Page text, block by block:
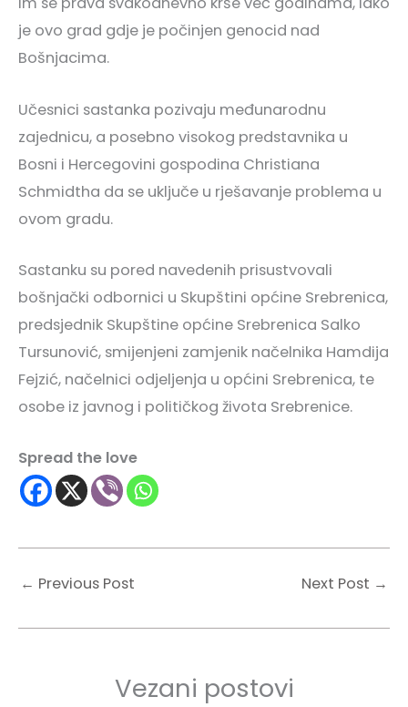
je ovo grad gdje je počinjen genocid nad
Bošnjacima.
Učesnici sastanka pozivaju međunarodnu
zajednicu, a posebno visokog predstavnika u
Bosni i Hercegovini gospodina Christiana
Schmidtha da se uključe u rješavanje problema u
ovom gradu.
Sastanku su pored navedenih prisustvovali
bošnjački odbornici u Skupštini općine Srebrenica,
predsjednik Skupštine općine Srebrenica Salko
Tursunović, smijenjeni zamjenik načelnika Hamdija
Fejzić, načelnici odjeljenja u općini Srebrenica, te
osobe iz javnog i političkog života Srebrenice.
Spread the love
← Previous Post Next Post →
Vezani postovi